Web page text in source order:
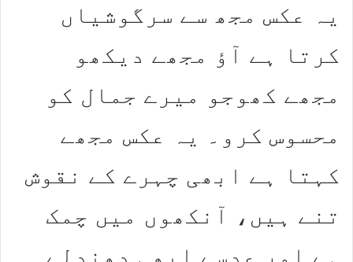
یہ عکس مجھ سے سرگوشیاں
کرتا ہے آؤ مجھے دیکھو
مجھے کھوجو میرے جمال کو
محسوس کرو۔ یہ عکس مجھے
کہتا ہے ابھی چہرے کے نقوش
تنے ہیں، آنکھوں میں چمک
ہے اور عدسے ابھی دھندلے